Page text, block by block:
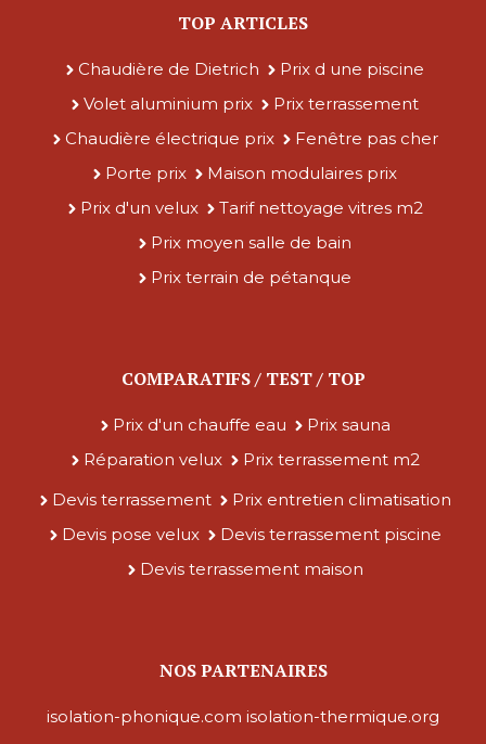
TOP ARTICLES
Chaudière de Dietrich
Prix d une piscine
Volet aluminium prix
Prix terrassement
Chaudière électrique prix
Fenêtre pas cher
Porte prix
Maison modulaires prix
Prix d'un velux
Tarif nettoyage vitres m2
Prix moyen salle de bain
Prix terrain de pétanque
COMPARATIFS / TEST / TOP
Prix d'un chauffe eau
Prix sauna
Réparation velux
Prix terrassement m2
Devis terrassement
Prix entretien climatisation
Devis pose velux
Devis terrassement piscine
Devis terrassement maison
NOS PARTENAIRES
isolation-phonique.com isolation-thermique.org